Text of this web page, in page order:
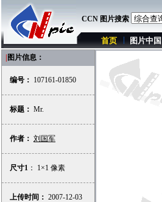
CCN 图片搜索
首页 图片中国
图片信息：
编号： 107161-01850
标题： Mr.
作者： 刘国军
尺寸1 ： 1×1 像素
上传时间： 2007-12-03